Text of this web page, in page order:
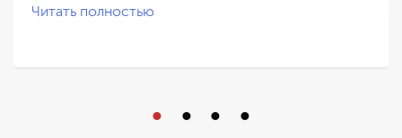
Читать полностью